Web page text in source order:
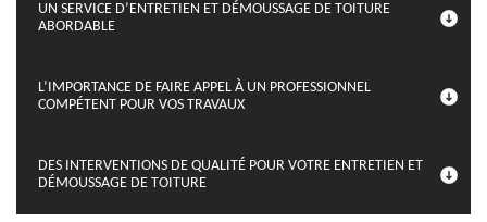
UN SERVICE D’ENTRETIEN ET DÉMOUSSAGE DE TOITURE
ABORDABLE
L’IMPORTANCE DE FAIRE APPEL À UN PROFESSIONNEL
COMPÉTENT POUR VOS TRAVAUX
DES INTERVENTIONS DE QUALITÉ POUR VOTRE ENTRETIEN ET
DÉMOUSSAGE DE TOITURE